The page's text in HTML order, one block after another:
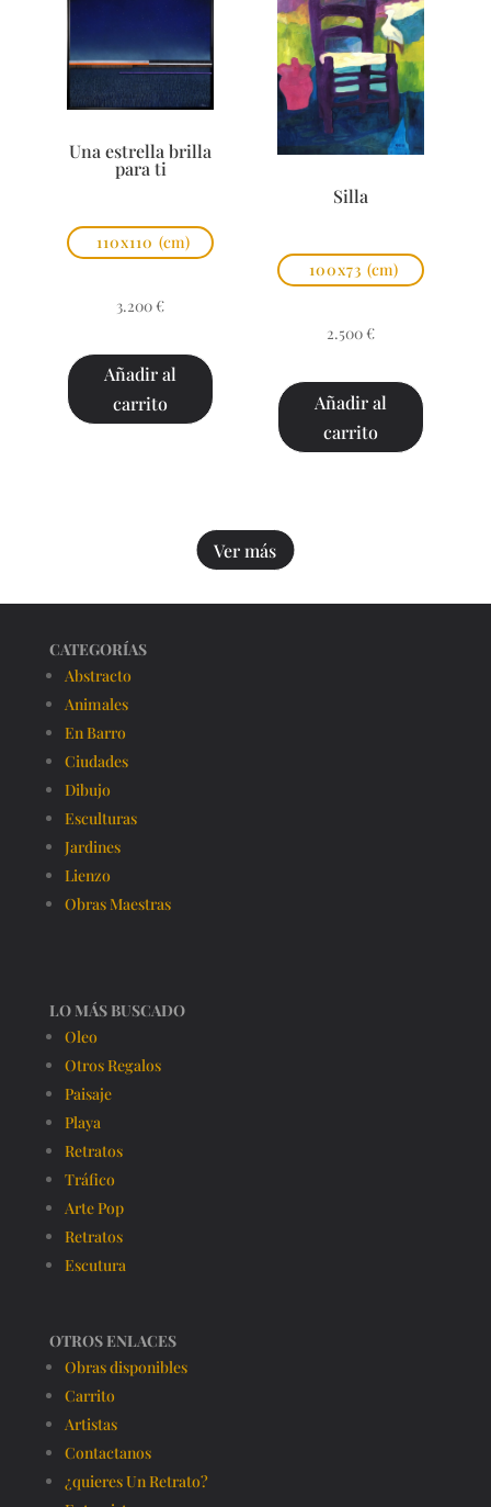
Una estrella brilla
para ti
110x110 (cm)
3.200 €
Añadir al
carrito
Silla
100x73 (cm)
2.500 €
Añadir al
carrito
Ver más
CATEGORÍAS
Abstracto
Animales
En Barro
Ciudades
Dibujo
Esculturas
Jardines
Lienzo
Obras Maestras
LO MÁS BUSCADO
Oleo
Otros Regalos
Paisaje
Playa
Retratos
Tráfico
Arte Pop
Retratos
Escutura
OTROS ENLACES
Obras disponibles
Carrito
Artistas
Contactanos
¿quieres Un Retrato?